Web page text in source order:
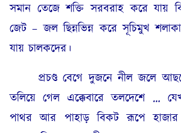
সমান তেজে শক্তি সরবরাহ করে যায়
জেট – জল ছিন্নভিন্ন করে সূচিমুখ
যায় চালকদের।
প্রচণ্ড বেগে দুজনে নীল জলে
তলিয়ে গেল এক্কেবারে তলদেশে …
পাথর আর পাহাড় বিকট রূপে